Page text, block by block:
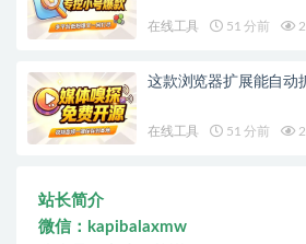
在线工具 51 分前
这款浏览器扩展能自动
在线工具 51 分前
站长简介
微信：kapibalaxmw